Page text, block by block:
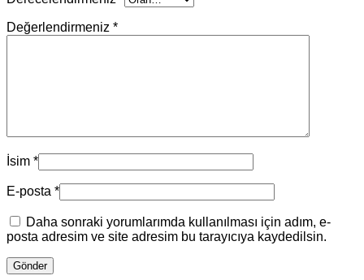
Değerlendirmeniz *
İsim *
E-posta *
Daha sonraki yorumlarımda kullanılması için adım, e-
posta adresim ve site adresim bu tarayıcıya kaydedilsin.